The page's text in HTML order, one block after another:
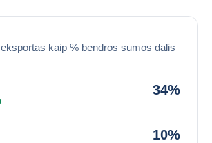
eksportas kaip % bendros sumos dalis
34%
10%